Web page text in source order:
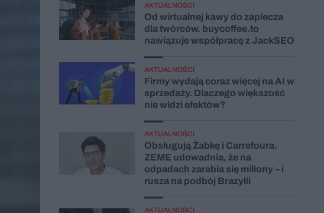
AKTUALNOŚCI
Od wirtualnej kawy do zaplecza
dla twórców. buycoffee.to
nawiązuje współpracę z JackSEO
AKTUALNOŚCI
Firmy wydają coraz więcej na AI w
sprzedaży. Dlaczego większość
nie widzi efektów?
AKTUALNOŚCI
Obsługują Żabkę i Carrefoura.
ZEME udowadnia, że na
odpadach zarabia się miliony – i
rusza na podbój Brazylii
AKTUALNOŚCI